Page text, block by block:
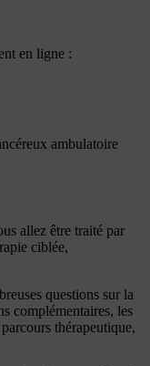
en ligne :
ambulatoire
allez être traité par
ciblée,
questions sur la
complémentaires, les
thérapeutique,